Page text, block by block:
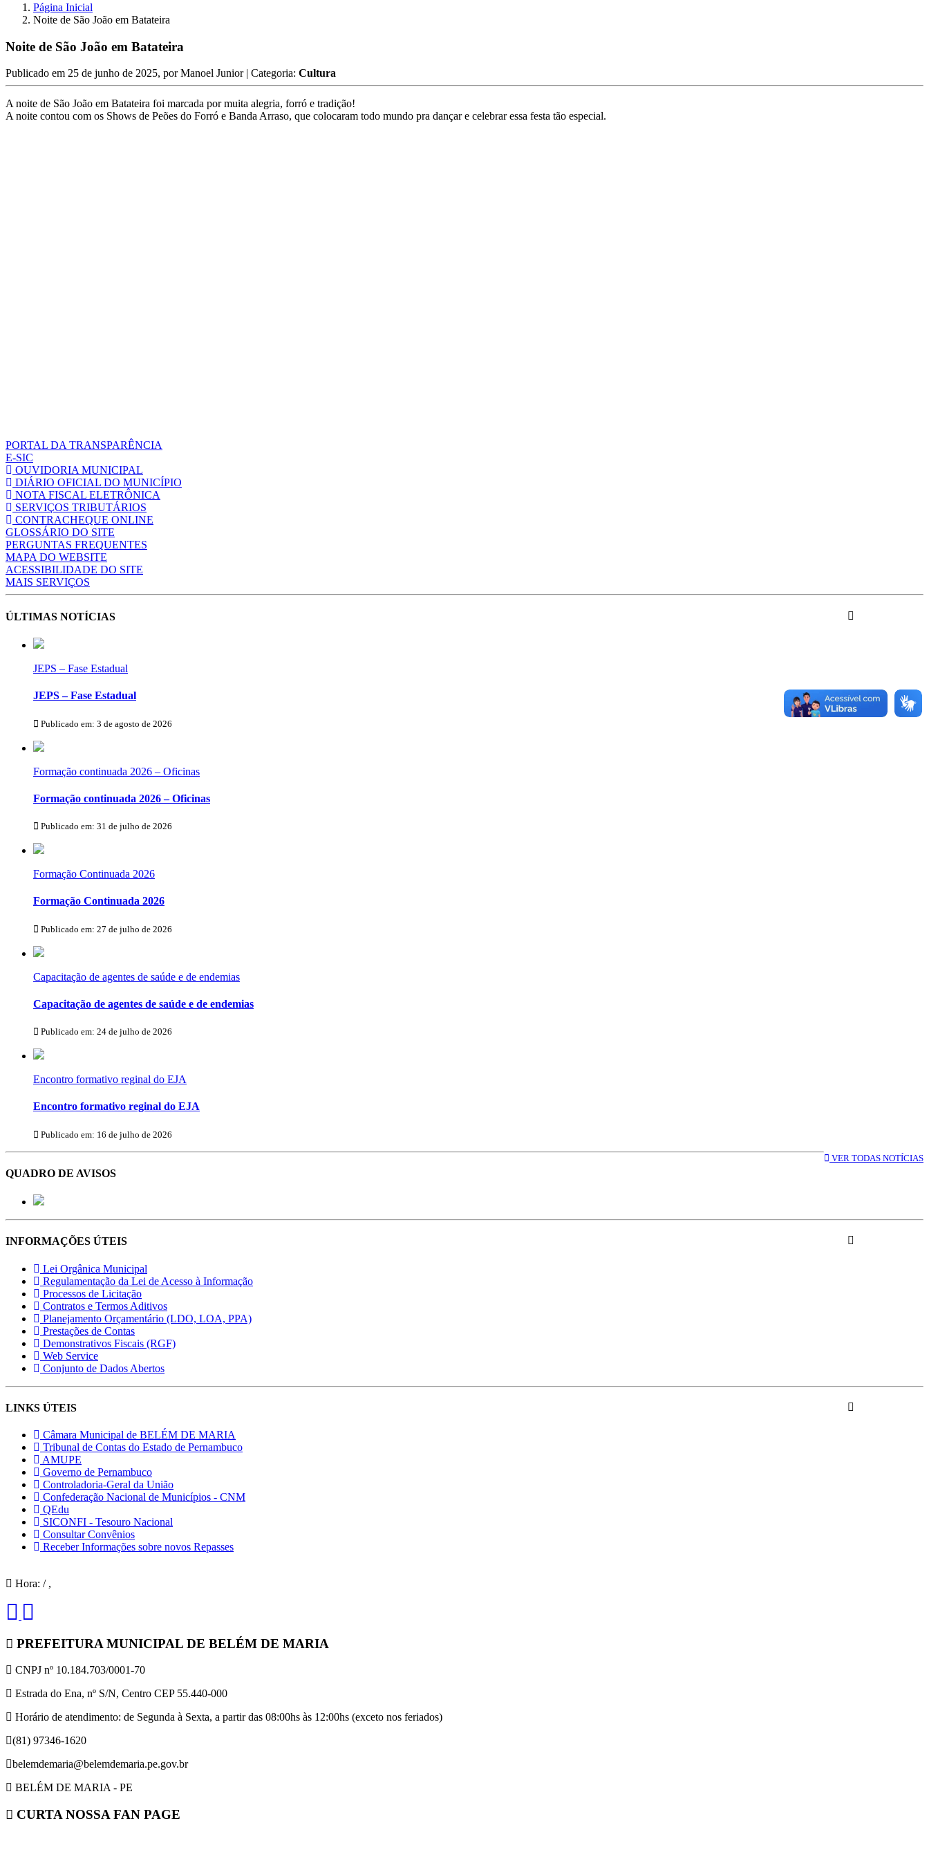
Página Inicial
Noite de São João em Batateira
Noite de São João em Batateira
Publicado em 25 de junho de 2025, porManoel Junior | Categoria: Cultura
A noite de São João em Batateira foi marcada por muita alegria, forró e tradição!
A noite contou com os Shows de Peões do Forró e Banda Arraso, que colocaram todo mundo pra dançar e celebrar essa festa tão especial.
PORTAL DA TRANSPARÊNCIA
E-SIC
OUVIDORIA MUNICIPAL
DIÁRIO OFICIAL DO MUNICÍPIO
NOTA FISCAL ELETRÔNICA
SERVIÇOS TRIBUTÁRIOS
CONTRACHEQUE ONLINE
GLOSSÁRIO DO SITE
PERGUNTAS FREQUENTES
MAPA DO WEBSITE
ACESSIBILIDADE DO SITE
MAIS SERVIÇOS
ÚLTIMAS NOTÍCIAS
JEPS – Fase Estadual
JEPS – Fase Estadual
Publicado em: 3 de agosto de 2026
Formação continuada 2026 – Oficinas
Formação continuada 2026 – Oficinas
Publicado em: 31 de julho de 2026
Formação Continuada 2026
Formação Continuada 2026
Publicado em: 27 de julho de 2026
Capacitação de agentes de saúde e de endemias
Capacitação de agentes de saúde e de endemias
Publicado em: 24 de julho de 2026
Encontro formativo reginal do EJA
Encontro formativo reginal do EJA
Publicado em: 16 de julho de 2026
VER TODAS NOTÍCIAS
QUADRO DE AVISOS
INFORMAÇÕES ÚTEIS
Lei Orgânica Municipal
Regulamentação da Lei de Acesso à Informação
Processos de Licitação
Contratos e Termos Aditivos
Planejamento Orçamentário (LDO, LOA, PPA)
Prestações de Contas
Demonstrativos Fiscais (RGF)
Web Service
Conjunto de Dados Abertos
LINKS ÚTEIS
Câmara Municipal de BELÉM DE MARIA
Tribunal de Contas do Estado de Pernambuco
AMUPE
Governo de Pernambuco
Controladoria-Geral da União
Confederação Nacional de Municípios - CNM
QEdu
SICONFI - Tesouro Nacional
Consultar Convênios
Receber Informações sobre novos Repasses
Hora: / ,
PREFEITURA MUNICIPAL DE BELÉM DE MARIA
CNPJ nº 10.184.703/0001-70
Estrada do Ena, nº S/N, Centro CEP 55.440-000
Horário de atendimento: de Segunda à Sexta, a partir das 08:00hs às 12:00hs (exceto nos feriados)
(81) 97346-1620
belemdemaria@belemdemaria.pe.gov.br
BELÉM DE MARIA - PE
CURTA NOSSA FAN PAGE